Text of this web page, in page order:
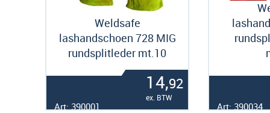
Weldsafe
lashandschoen 728 MIG
rundsplitleder mt.10
14,92
ex. BTW
Art: 390001 Art: 390034